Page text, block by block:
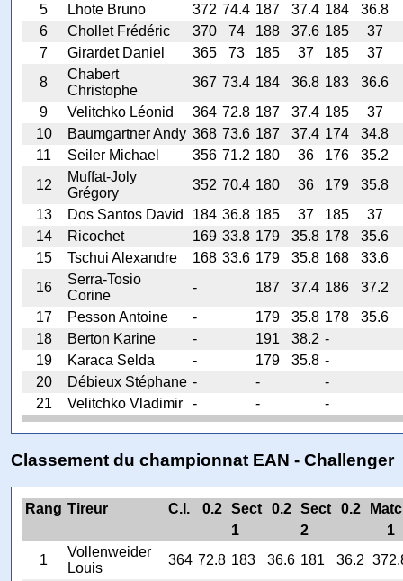
5
Lhote Bruno 372 74.4 187 37.4 184 36.8
6
Chollet Frédéric 370 74 188 37.6 185 37
7
Girardet Daniel 365 73 185 37 185 37
8
Chabert
Christophe
367 73.4 184 36.8 183 36.6
9
Velitchko Léonid 364 72.8 187 37.4 185 37
10
Baumgartner Andy 368 73.6 187 37.4 174 34.8
11
Seiler Michael 356 71.2 180 36 176 35.2
12
Muffat-Joly
Grégory
352 70.4 180 36 179 35.8
13
Dos Santos David 184 36.8 185 37 185 37
14
Ricochet 169 33.8 179 35.8 178 35.6
15
Tschui Alexandre 168 33.6 179 35.8 168 33.6
16
Serra-Tosio
Corine
- 187 37.4 186 37.2
17
Pesson Antoine - 179 35.8 178 35.6
18
Berton Karine - 191 38.2 -
19
Karaca Selda - 179 35.8 -
20
Débieux Stéphane - - -
21
Velitchko Vladimir - - -
Classement du championnat EAN - Challenger
Rang Tireur C.I. 0.2 Sect 0.2 Sect 0.2
1
2
1
1
Vollenweider
Louis
364 72.8 183 36.6 181 36.2